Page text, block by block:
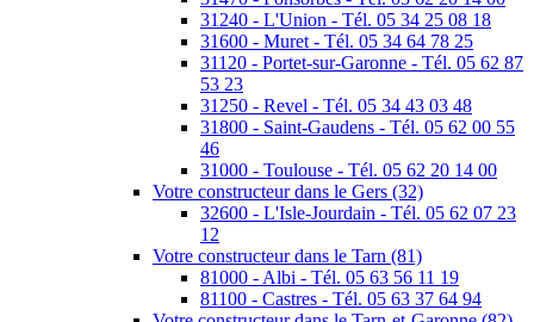
31240 - L'Union - Tél. 05 34 25 08 18
31600 - Muret - Tél. 05 34 64 78 25
31120 - Portet-sur-Garonne - Tél. 05 62 87
53 23
31250 - Revel - Tél. 05 34 43 03 48
31800 - Saint-Gaudens - Tél. 05 62 00 55
46
31000 - Toulouse - Tél. 05 62 20 14 00
Votre constructeur dans le Gers (32)
32600 - L'Isle-Jourdain - Tél. 05 62 07 23
12
Votre constructeur dans le Tarn (81)
81000 - Albi - Tél. 05 63 56 11 19
81100 - Castres - Tél. 05 63 37 64 94